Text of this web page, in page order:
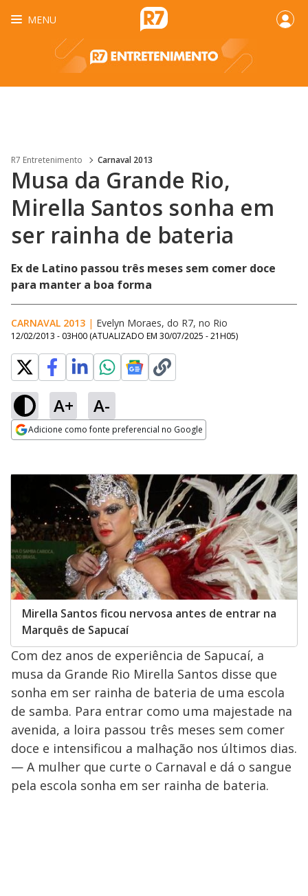
MENU
R7 Entretenimento Carnaval 2013
Musa da Grande Rio,
Mirella Santos sonha em
ser rainha de bateria
Ex de Latino passou três meses sem comer doce
para manter a boa forma
CARNAVAL 2013 | Evelyn Moraes, do R7, no Rio
12/02/2013 - 03H00 (ATUALIZADO EM 30/07/2025 - 21H05)
A+ A-
Adicione como fonte preferencial no Google
Mirella Santos ficou nervosa antes de entrar na
Marquês de Sapucaí
Com dez anos de experiência de Sapucaí, a
musa da Grande Rio Mirella Santos disse que
sonha em ser rainha de bateria de uma escola
de samba. Para entrar como uma majestade na
avenida, a loira passou três meses sem comer
doce e intensificou a malhação nos últimos dias.
— A mulher que curte o Carnaval e dá o sangue
pela escola sonha em ser rainha de bateria.